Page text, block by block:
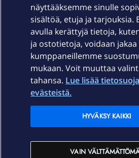
Palvelut
Ajankohtaista
Elisa Oyj
In English
näyttääksemme sinulle
sisältöä, etuja ja tarjouksia.
avulla kerättyjä tietoja,
ja ostotietoja, voidaan jakaa
kumppaneillemme
mukaan. Voit muuttaa
tahansa. Lue lisää
evästeistä.
VAIN
HYVÄKSY KAIKKI